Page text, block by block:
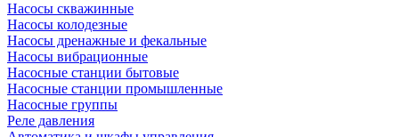
Насосы скважинные
Насосы колодезные
Насосы дренажные и фекальные
Насосы вибрационные
Насосные станции бытовые
Насосные станции промышленные
Насосные группы
Реле давления